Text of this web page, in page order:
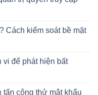
Cách kiểm soát bề mặt
vi để phát hiện bất
tấn công thử mật khẩu